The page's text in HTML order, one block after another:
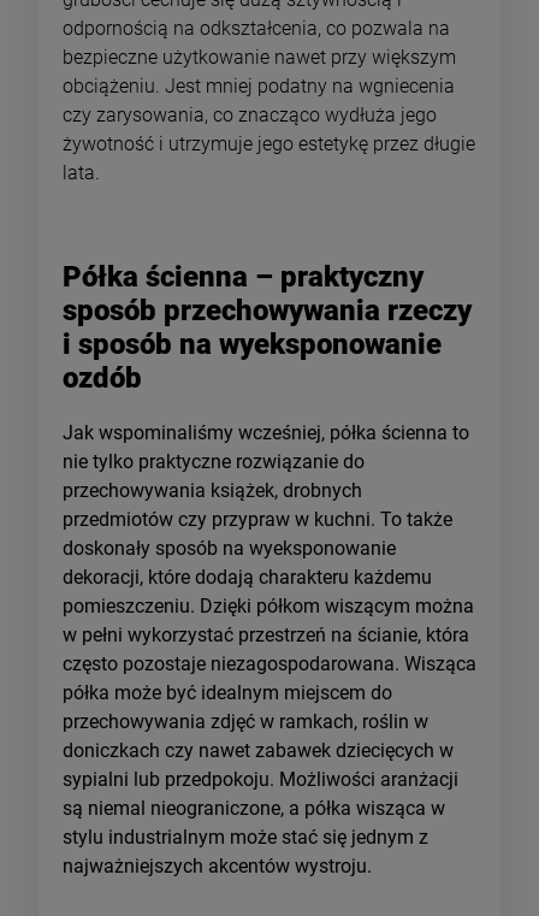
odpornością na odkształcenia, co pozwala na
bezpieczne użytkowanie nawet przy większym
obciążeniu. Jest mniej podatny na wgniecenia
czy zarysowania, co znacząco wydłuża jego
żywotność i utrzymuje jego estetykę przez długie
lata.
Półka ścienna – praktyczny
sposób przechowywania rzeczy
i sposób na wyeksponowanie
ozdób
Jak wspominaliśmy wcześniej, półka ścienna to
nie tylko praktyczne rozwiązanie do
przechowywania książek, drobnych
przedmiotów czy przypraw w kuchni. To także
doskonały sposób na wyeksponowanie
dekoracji, które dodają charakteru każdemu
pomieszczeniu. Dzięki półkom wiszącym można
w pełni wykorzystać przestrzeń na ścianie, która
często pozostaje niezagospodarowana. Wisząca
półka może być idealnym miejscem do
przechowywania zdjęć w ramkach, roślin w
doniczkach czy nawet zabawek dziecięcych w
sypialni lub przedpokoju. Możliwości aranżacji
są niemal nieograniczone, a półka wisząca w
stylu industrialnym może stać się jednym z
najważniejszych akcentów wystroju.